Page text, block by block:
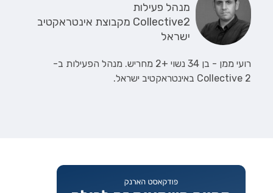
מנהל פעילות
Collective2 מקבוצת אינטראקטיב
ישראל
רועי ממן - בן 34 נשוי +2 מחריש. מנהל הפעילות ב-
Collective 2 באינטראקטיב ישראל.